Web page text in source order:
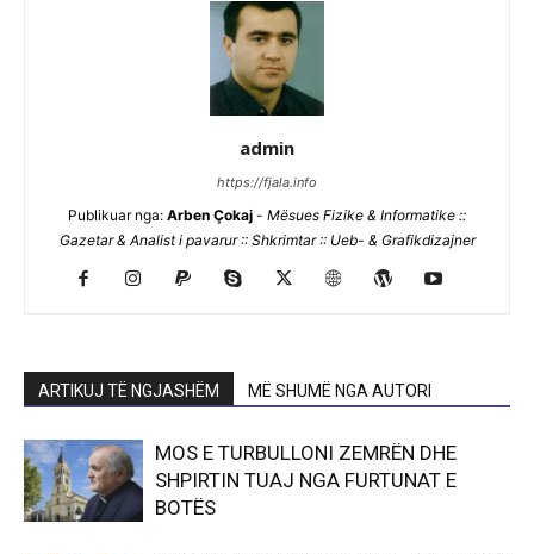
admin
https://fjala.info
Publikuar nga: Arben Çokaj - Mësues Fizike & Informatike ::
Gazetar & Analist i pavarur :: Shkrimtar :: Ueb- & Grafikdizajner
ARTIKUJ TË NGJASHËM MË SHUMË NGA AUTORI
MOS E TURBULLONI ZEMRËN DHE
SHPIRTIN TUAJ NGA FURTUNAT E
BOTËS